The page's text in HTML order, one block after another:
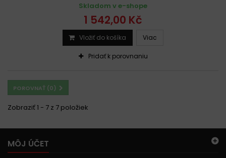
Skladom v e-shope
1 542,00 Kč
Vložiť do košíka Viac
Pridať k porovnaniu
POROVNAŤ (0)
Zobraziť 1 - 7 z 7 položiek
MÔJ ÚČET